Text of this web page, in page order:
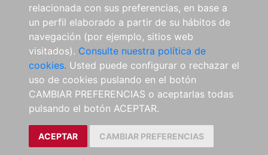
relacionada con sus preferencias, en base a
un perfil elaborado a partir de su hábitos de
navegación (por ejemplo, sitios web
visitados). Consulte nuestra política de
cookies. Usted puede configurar o rechazar el
uso de cookies puslando en el botón
CAMBIAR PREFERENCIAS o aceptarlas todas
pulsando el botón ACEPTAR.
ACEPTAR CAMBIAR PREFERENCIAS